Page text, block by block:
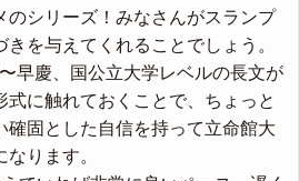
のシリーズ！みなさんがスランプ
を与えてくれることでしょう。
早慶、国公立大学レベルの長文が
式に触れておくことで、ちょっと
確固とした自信を持って立命館大
ります。